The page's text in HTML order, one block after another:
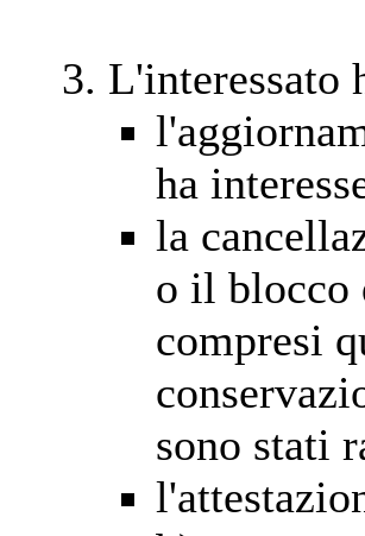
L'interessato
ha
la
o il blocco
compresi
sono stati